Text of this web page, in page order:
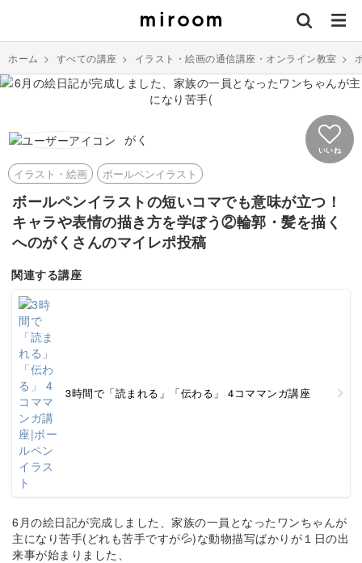
ホーム > すべての講座 > イラスト・絵画の通信講座・オンライン教室 >
がく
いいね
イラスト・絵画 ボールペンイラスト
ボールペンイラストの短いコマでも意味が立つ！
キャラや表情の描き方を学ぼう②輪郭・髪を描く
へのがくさんのマイレポ投稿
関連する講座
3時間で「読まれる」「伝わる」 4コママンガ講座
6月の絵日記が完成しました、家族の一員となったワンちゃんが
主になり苦手(どれも苦手ですが💦)な動物描写ばかりが１日の出
来事が始まりました、